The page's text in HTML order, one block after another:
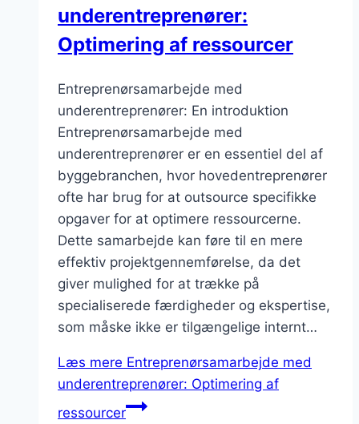
underentreprenører:
Optimering af ressourcer
Entreprenørsamarbejde med
underentreprenører: En introduktion
Entreprenørsamarbejde med
underentreprenører er en essentiel del af
byggebranchen, hvor hovedentreprenører
ofte har brug for at outsource specifikke
opgaver for at optimere ressourcerne.
Dette samarbejde kan føre til en mere
effektiv projektgennemførelse, da det
giver mulighed for at trække på
specialiserede færdigheder og ekspertise,
som måske ikke er tilgængelige internt…
Læs mere Entreprenørsamarbejde med
underentreprenører: Optimering af
ressourcer